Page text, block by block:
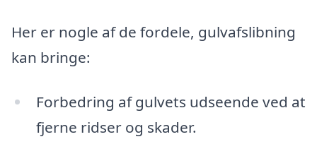
Her er nogle af de fordele, gulvafslibning
kan bringe:
Forbedring af gulvets udseende ved at
fjerne ridser og skader.